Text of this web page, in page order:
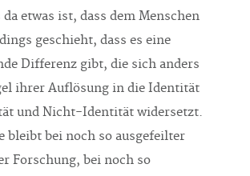
da etwas ist, dass dem Menschen
geschieht, dass es eine
Differenz gibt, die sich anders
ihrer Auflösung in die Identität
und Nicht-Identität widersetzt.
bleibt bei noch so ausgefeilter
Forschung, bei noch so